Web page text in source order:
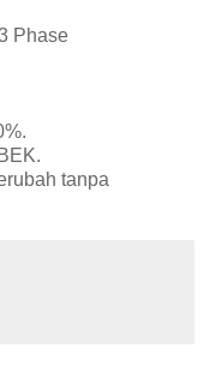
Phase
tanpa